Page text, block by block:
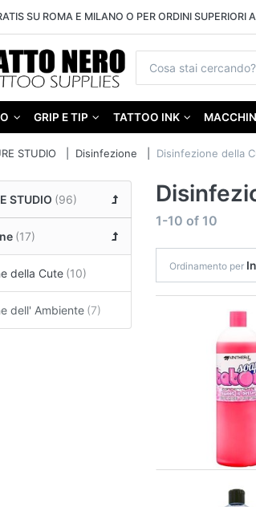
SU ROMA E MILANO O PER ORDINI SUPERIORI
GRIP E TIP TATTOO INK
STUDIO Disinfezione Disinfezione della
STUDIO
della Cute
dell' Ambiente
1-10 of 10
Ordinamento per